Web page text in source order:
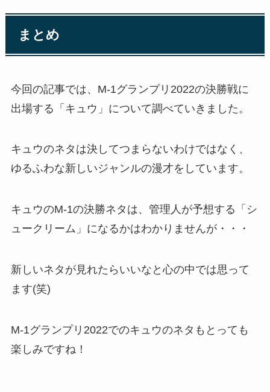
まとめ
今回の記事では、M-1グランプリ2022の決勝戦に
出場する「キュウ」について調べていきました。
キュウのネタは決してつまらないわけではなく、
ゆるふわな新しいジャンルの漫才をしています。
キュウのM-1の決勝ネタは、管理人が予想する「シ
ュークリーム」になるかはわかりませんが・・・
新しいネタが見れたらいいなと心の中では思って
ます(笑)
M-1グランプリ2022でのキュウのネタもとっても
楽しみですね！